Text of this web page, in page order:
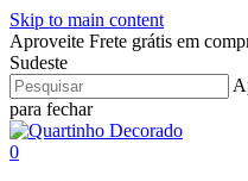
Skip to main content
Aproveite Frete grátis em
Sudeste
para fechar
Close
Search
search
account
0